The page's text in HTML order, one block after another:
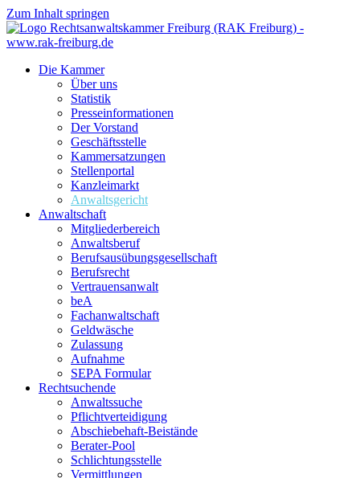
Zum Inhalt springen
Die Kammer
Über uns
Statistik
Presseinformationen
Der Vorstand
Geschäftsstelle
Kammersatzungen
Stellenportal
Kanzleimarkt
Anwaltsgericht
Anwaltschaft
Mitgliederbereich
Anwaltsberuf
Berufsausübungs­gesellschaft
Berufsrecht
Vertrauensanwalt
beA
Fachanwaltschaft
Geldwäsche
Zulassung
Aufnahme
SEPA Formular
Rechtsuchende
Anwaltssuche
Pflichtverteidigung
Abschiebehaft-Beistände
Berater-Pool
Schlichtungsstelle
Vermittlungen